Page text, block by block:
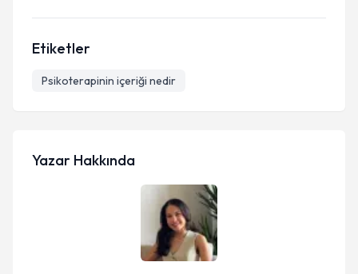
Etiketler
Psikoterapinin içeriği nedir
Yazar Hakkında